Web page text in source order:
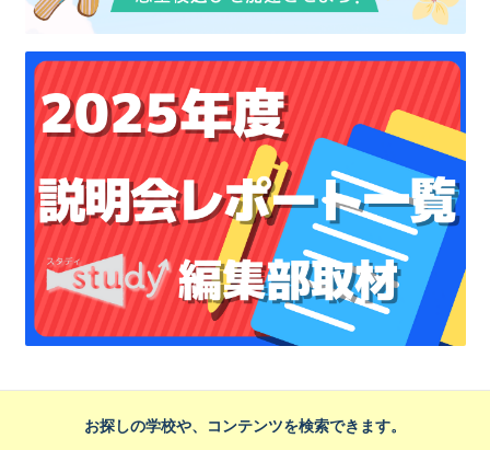
お探しの学校や、コンテンツを検索できます。